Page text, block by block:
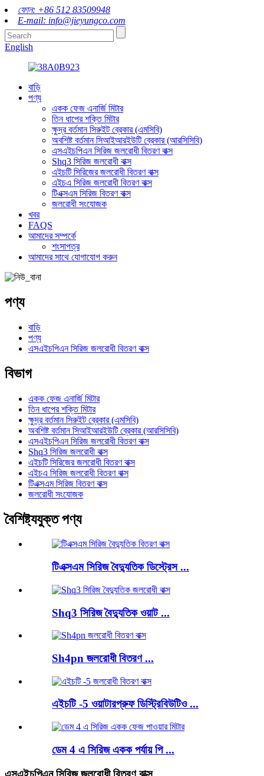
ফোন: +86 512 83509948
E-mail: info@jieyungco.com
English
বাড়ি
পণ্য
একক ফেজ এনার্জি মিটার
তিন ধাপের শক্তি মিটার
ক্ষুদ্র বর্তমান সিরুইট ব্রেকার (এমসিবি)
অবশিষ্ট বর্তমান সিআইআরইউটি ব্রেকার (আরসিসিবি)
এসএইচপিএন সিরিজ জলরোধী বিতরণ বাক্স
Shq3 সিরিজ জলরোধী বাক্স
এইচটি সিরিজের জলরোধী বিতরণ বাক্স
এইচএ সিরিজ জলরোধী বিতরণ বাক্স
টিএক্সএম সিরিজ বিতরণ বাক্স
জলরোধী সংযোজক
খবর
FAQS
আমাদের সম্পর্কে
শংসাপত্র
আমাদের সাথে যোগাযোগ করুন
পণ্য
বাড়ি
পণ্য
এসএইচপিএন সিরিজ জলরোধী বিতরণ বাক্স
বিভাগ
একক ফেজ এনার্জি মিটার
তিন ধাপের শক্তি মিটার
ক্ষুদ্র বর্তমান সিরুইট ব্রেকার (এমসিবি)
অবশিষ্ট বর্তমান সিআইআরইউটি ব্রেকার (আরসিসিবি)
এসএইচপিএন সিরিজ জলরোধী বিতরণ বাক্স
Shq3 সিরিজ জলরোধী বাক্স
এইচটি সিরিজের জলরোধী বিতরণ বাক্স
এইচএ সিরিজ জলরোধী বিতরণ বাক্স
টিএক্সএম সিরিজ বিতরণ বাক্স
জলরোধী সংযোজক
বৈশিষ্ট্যযুক্ত পণ্য
টিএক্সএম সিরিজ বৈদ্যুতিক ডিস্ট্রেস ...
Shq3 সিরিজ বৈদ্যুতিক ওয়াট ...
Sh4pn জলরোধী বিতরণ ...
এইচটি -5 ওয়াটারপ্রুফ ডিস্ট্রিবিউটিও ...
ডেম 4 এ সিরিজ একক পর্যায় পি ...